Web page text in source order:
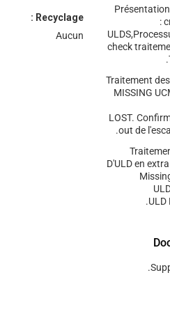
:
check
Traitement
MISSING
LOST.
out de
D'ULD en
ULD
Recyclage :
Aucun